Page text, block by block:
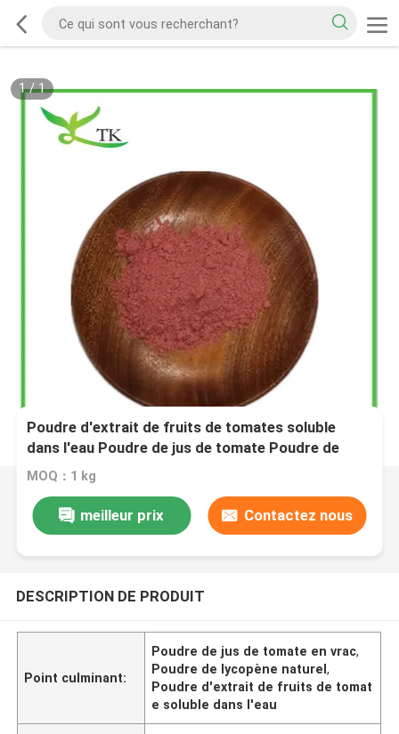
1/1
Poudre d'extrait de fruits de tomates soluble
dans l'eau Poudre de jus de tomate Poudre de
lycopène
MOQ：1 kg
meilleur prix Contactez nous
DESCRIPTION DE PRODUIT
Point culminant:
Poudre de jus de tomate en vrac,
Poudre de lycopène naturel,
Poudre d'extrait de fruits de tomat
e soluble dans l'eau